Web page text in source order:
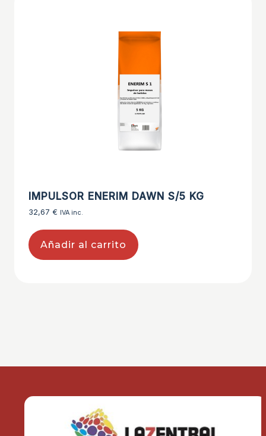
IMPULSOR ENERIM DAWN S/5 KG
32,67 € IVA inc.
Añadir al carrito